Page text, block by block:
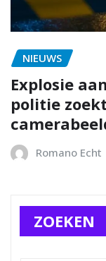
NIEUWS
Explosie
politie
Romano Echt
ZOEKEN